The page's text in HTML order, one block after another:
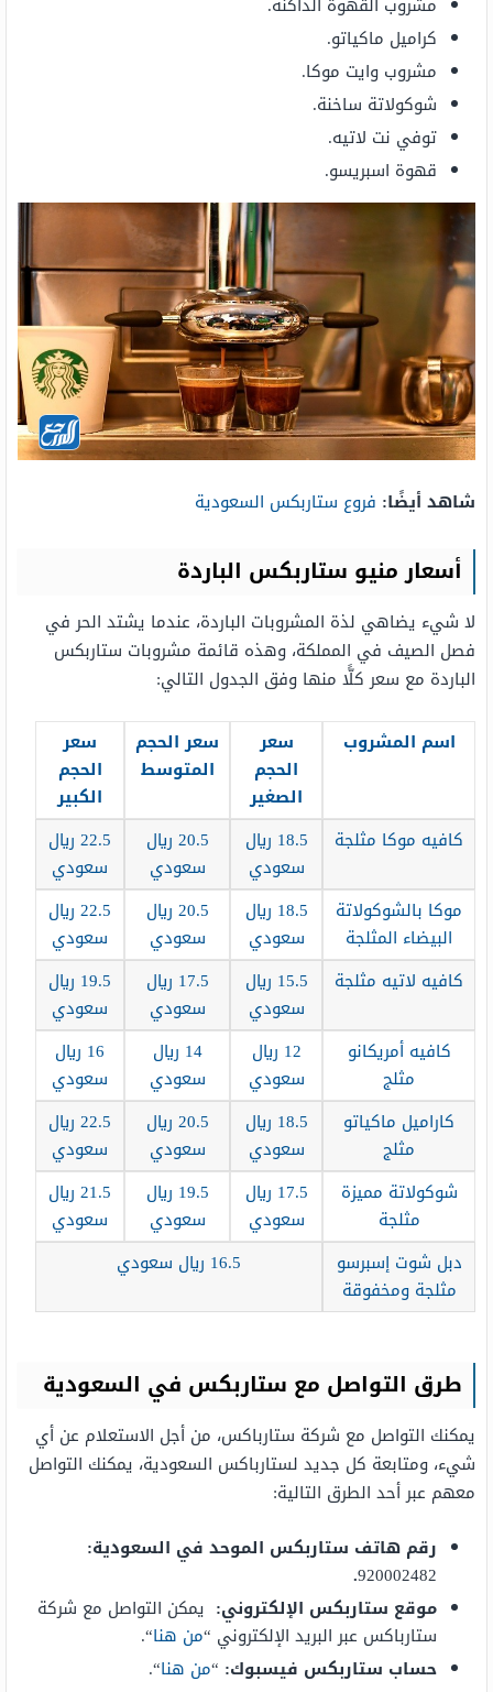
كراميل ماكياتو.
مشروب وايت موكا.
شوكولاتة ساخنة.
توفي نت لاتيه.
قهوة اسبريسو.
شاهد أيضًا: فروع ستاربكس السعودية
أسعار منيو ستاربكس الباردة
لا شيء يضاهي لذة المشروبات الباردة، عندما يشتد الحر في
فصل الصيف في المملكة، وهذه قائمة مشروبات ستاربكس
الباردة مع سعر كلًّا منها وفق الجدول التالي:
اسم المشروب
سعر
الحجم
الصغير
سعر الحجم
المتوسط
سعر
الحجم
الكبير
كافيه موكا مثلجة
18.5 ريال
سعودي
20.5 ريال
سعودي
22.5 ريال
سعودي
موكا بالشوكولاتة
البيضاء المثلجة
18.5 ريال
سعودي
20.5 ريال
سعودي
22.5 ريال
سعودي
كافيه لاتيه مثلجة
15.5 ريال
سعودي
17.5 ريال
سعودي
19.5 ريال
سعودي
كافيه أمريكانو
مثلج
12 ريال
سعودي
14 ريال
سعودي
16 ريال
سعودي
كاراميل ماكياتو
مثلج
18.5 ريال
سعودي
20.5 ريال
سعودي
22.5 ريال
سعودي
شوكولاتة مميزة
مثلجة
17.5 ريال
سعودي
19.5 ريال
سعودي
21.5 ريال
سعودي
دبل شوت إسبرسو
مثلجة ومخفوقة
16.5 ريال سعودي
طرق التواصل مع ستاربكس في السعودية
يمكنك التواصل مع شركة ستارباكس، من أجل الاستعلام عن أي
شيء، ومتابعة كل جديد لستارباكس السعودية، يمكنك التواصل
معهم عبر أحد الطرق التالية:
رقم هاتف ستاربكس الموحد في السعودية:
920002482
.
موقع ستاربكس الإلكتروني: يمكن التواصل مع شركة
ستارباكس عبر البريد الإلكتروني “من هنا“.
حساب ستاربكس فيسبوك: “من هنا“.